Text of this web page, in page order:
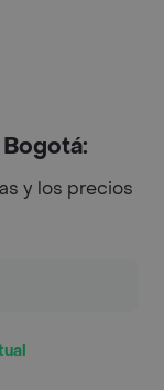
a Domicilio -
y los precios